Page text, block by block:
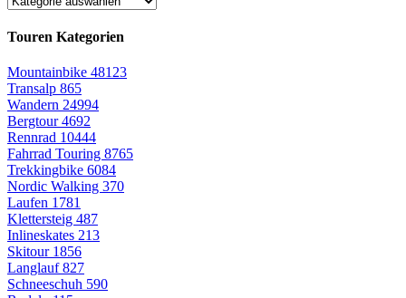
Touren Kategorien
Mountainbike 48123
Transalp 865
Wandern 24994
Bergtour4692
Rennrad 10444
Fahrrad Touring 8765
Trekkingbike 6084
Nordic Walking 370
Laufen 1781
Klettersteig 487
Inlineskates 213
Skitour 1856
Langlauf827
Schneeschuh 590